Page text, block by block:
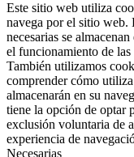
Este sitio web utiliza
navega por el sitio web.
necesarias se
el funcionamiento de
También utilizamos
comprender cómo
almacenarán en su
tiene la opción de optar
exclusión voluntaria de
experiencia de
Necesarias